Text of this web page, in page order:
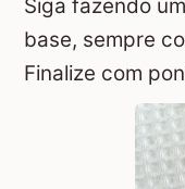
Siga fazendo
base, sempre
Finalize com